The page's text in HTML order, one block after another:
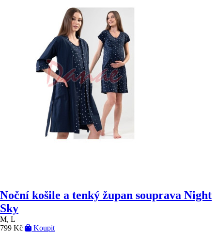
Noční košile a tenký župan souprava Night
Sky
M, L
799 Kč
Koupit